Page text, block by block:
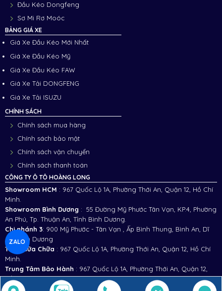
Đầu Kéo Dongfeng
Sơ Mi Rơ Moóc
BẢNG GIÁ XE
Giá Xe Đầu Kéo Mới Nhất
Giá Xe Đầu Kéo Mỹ
Giá Xe Đầu Kéo FAW
Giá Xe Tải DONGFENG
Giá Xe Tải ISUZU
CHÍNH SÁCH
Chính sách mua hàng
Chính sách bảo mật
Chính sách vận chuyển
Chính sách thanh toán
CÔNG TY Ô TÔ HOÀNG LONG
Showroom HCM : 967 Quốc Lộ 1A, Phường Thới An, Quận 12, Hồ Chí
Minh.
Showroom Bình Dương : 55 Đường Mỹ Phước Tân Vạn, KP.4, Phường
An Phú, Tp. Thuận An, Tỉnh Bình Dương.
Chi nhánh 3: 900 Mỹ Phước - Tân Vạn , Ấp Bình Thung, Bình An, Dĩ
An, Bình Dương
Trạm Sữa Chữa : 967 Quốc Lộ 1A, Phường Thới An, Quận 12, Hồ Chí
Minh.
Trung Tâm Bảo Hành : 967 Quốc Lộ 1A, Phường Thới An, Quận 12,
Hồ Chí Minh.
ZALO